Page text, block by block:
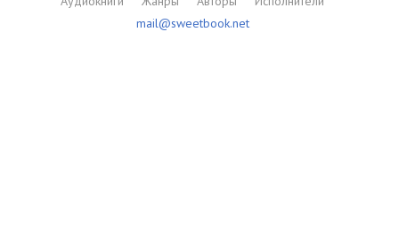
mail@sweetbook.net